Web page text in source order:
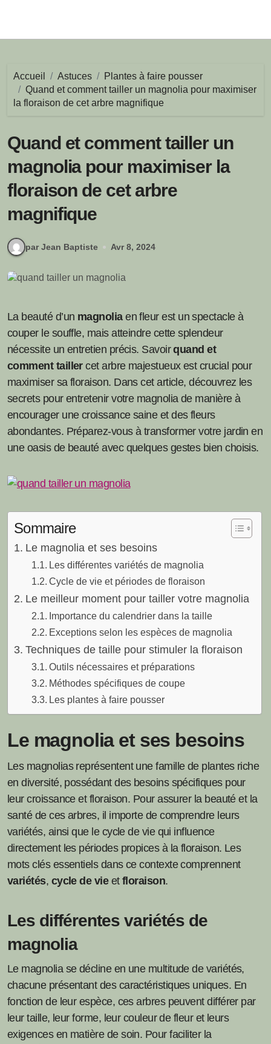
Accueil Astuces
Plantes à faire pousser
Quand et comment tailler un magnolia pour maximiser
la floraison de cet arbre magnifique
Quand et comment tailler un
magnolia pour maximiser la
floraison de cet arbre
magnifique
par Jean Baptiste Avr 8, 2024
La beauté d’un magnoliaen fleur est un spectacle à
couper le souffle, mais atteindre cette splendeur
nécessite un entretien précis. Savoirquand et
comment taillercet arbre majestueux est crucial pour
maximiser sa floraison. Dans cet article, découvrez les
secrets pour entretenir votre magnolia de manière à
encourager une croissance saine et des fleurs
abondantes. Préparez-vous à transformer votre jardin en
une oasis de beauté avec quelques gestes bien choisis.
Sommaire
Le magnolia et ses besoins
Les différentes variétés de magnolia
Cycle de vie et périodes de floraison
Le meilleur moment pour tailler votre magnolia
Importance du calendrier dans la taille
Exceptions selon les espèces de magnolia
Techniques de taille pour stimuler la floraison
Outils nécessaires et préparations
Méthodes spécifiques de coupe
Les plantes à faire pousser
Le magnolia et ses besoins
Les magnolias représentent une famille de plantes riche
en diversité, possédant des besoins spécifiques pour
leur croissance et floraison. Pour assurer la beauté et la
santé de ces arbres, il importe de comprendre leurs
variétés, ainsi que le cycle de vie qui influence
directement les périodes propices à la floraison. Les
mots clés essentiels dans ce contexte comprennent
variétés, cycle de vieet floraison.
Les différentes variétés de
magnolia
Le magnolia se décline en une multitude de variétés,
chacune présentant des caractéristiques uniques. En
fonction de leur espèce, ces arbres peuvent différer par
leur taille, leur forme, leur couleur de fleur et leurs
exigences en matière de soin. Pour faciliter la